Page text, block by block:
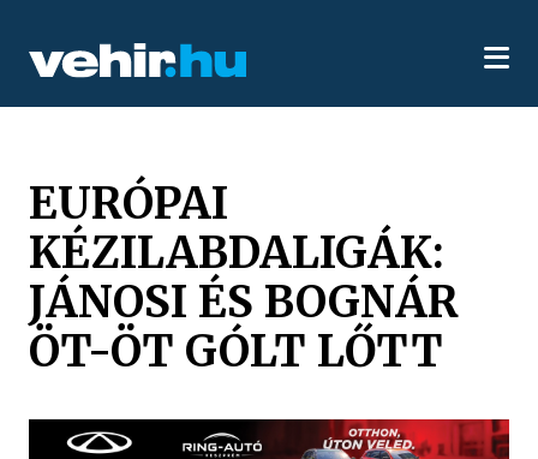
EURÓPAI
KÉZILABDALIGÁK:
JÁNOSI ÉS BOGNÁR
ÖT-ÖT GÓLT LŐTT